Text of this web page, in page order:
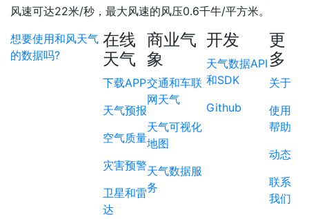
风速可达22米/秒，最大风速的风压0.6千牛/平方米。
想要使用和风天气
的数据吗?
在线
天气
下载APP
天气预报
空气质量
灾害预警
卫星和雷
达
商业气
象
交通和车联
网天气
天气可视化
地图
天气数据服
务
开发
天气数据API
和SDK
Github
更
多
关于
使用
帮助
动态
联系
我们